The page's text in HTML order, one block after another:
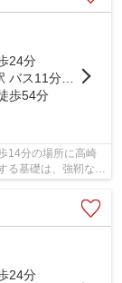
24分
11分 「国道十字路」 停歩21分
歩54分
14分の場所に高崎
る基礎は、強靭なベ
24分